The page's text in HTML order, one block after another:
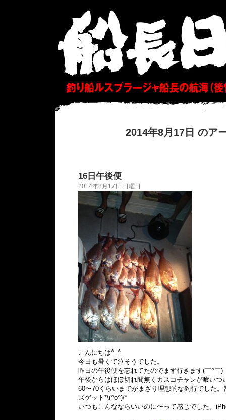
2014年8月17日 のア
16日午後便
2014年8月17日 日曜日
こんにちは^_^
今日も暑くて泣そうでした。
昨日の午後便を忘れてたのでまず行きます(￣^￣)
午後からはほぼ切れ間無くカスコチャンが喰いつ
60〜70くらいまでがまざり理想的な釣行でした
ズゲット*\(^o^)/*
いつもこんなならいいのに〜って感じでした。